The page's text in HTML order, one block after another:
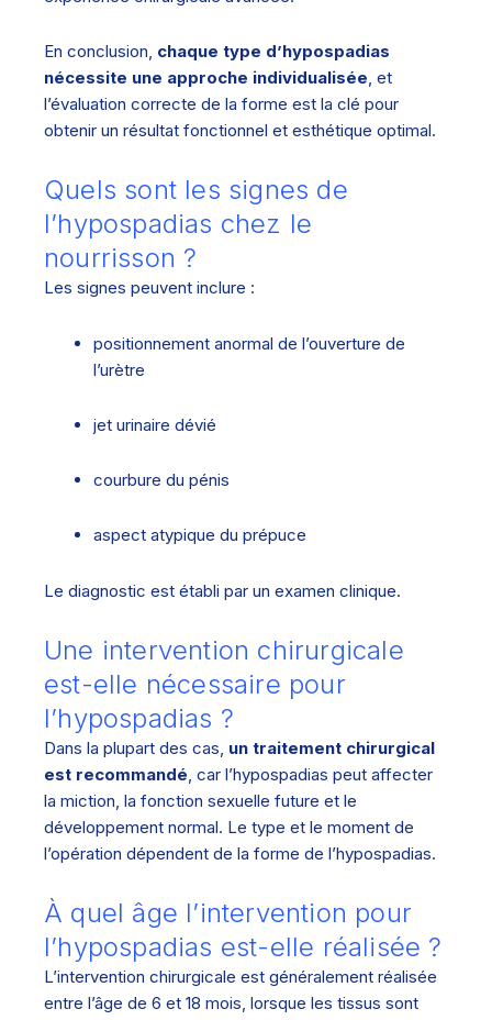
En conclusion, chaque type d’hypospadias
nécessite une approche individualisée, et
l’évaluation correcte de la forme est la clé pour
obtenir un résultat fonctionnel et esthétique optimal.
Quels sont les signes de
l’hypospadias chez le
nourrisson ?
Les signes peuvent inclure :
positionnement anormal de l’ouverture de
l’urètre
jet urinaire dévié
courbure du pénis
aspect atypique du prépuce
Le diagnostic est établi par un examen clinique.
Une intervention chirurgicale
est-elle nécessaire pour
l’hypospadias ?
Dans la plupart des cas, un traitement chirurgical
est recommandé, car l’hypospadias peut affecter
la miction, la fonction sexuelle future et le
développement normal. Le type et le moment de
l’opération dépendent de la forme de l’hypospadias.
À quel âge l’intervention pour
l’hypospadias est-elle réalisée ?
L’intervention chirurgicale est généralement réalisée
entre l’âge de 6 et 18 mois, lorsque les tissus sont